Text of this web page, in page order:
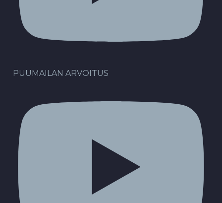
PUUMAILAN ARVOITUS